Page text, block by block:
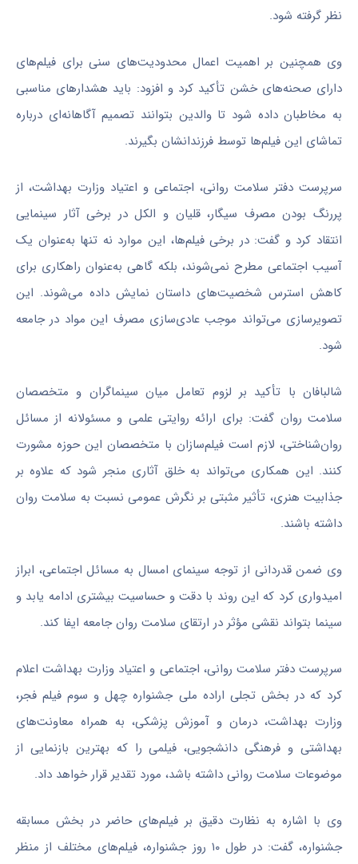
نظر گرفته شود.
وی همچنین بر اهمیت اعمال محدودیت‌های سنی برای فیلم‌های
دارای صحنه‌های خشن تأکید کرد و افزود: باید هشدارهای مناسبی
به مخاطبان داده شود تا والدین بتوانند تصمیم آگاهانه‌ای درباره
تماشای این فیلم‌ها توسط فرزندانشان بگیرند.
سرپرست دفتر سلامت روانی، اجتماعی و اعتیاد وزارت بهداشت، از
پررنگ بودن مصرف سیگار، قلیان و الکل در برخی آثار سینمایی
انتقاد کرد و گفت: در برخی فیلم‌ها، این موارد نه تنها به‌عنوان یک
آسیب اجتماعی مطرح نمی‌شوند، بلکه گاهی به‌عنوان راهکاری برای
کاهش استرس شخصیت‌های داستان نمایش داده می‌شوند. این
تصویرسازی می‌تواند موجب عادی‌سازی مصرف این مواد در جامعه
شود.
شالبافان با تأکید بر لزوم تعامل میان سینماگران و متخصصان
سلامت روان گفت: برای ارائه روایتی علمی و مسئولانه از مسائل
روان‌شناختی، لازم است فیلم‌سازان با متخصصان این حوزه مشورت
کنند. این همکاری می‌تواند به خلق آثاری منجر شود که علاوه بر
جذابیت هنری، تأثیر مثبتی بر نگرش عمومی نسبت به سلامت روان
داشته باشند.
وی ضمن قدردانی از توجه سینمای امسال به مسائل اجتماعی، ابراز
امیدواری کرد که این روند با دقت و حساسیت بیشتری ادامه یابد و
سینما بتواند نقشی مؤثر در ارتقای سلامت روان جامعه ایفا کند.
سرپرست دفتر سلامت روانی، اجتماعی و اعتیاد وزارت بهداشت اعلام
کرد که در بخش تجلی اراده ملی جشنواره چهل و سوم فیلم فجر،
وزارت بهداشت، درمان و آموزش پزشکی، به همراه معاونت‌های
بهداشتی و فرهنگی دانشجویی، فیلمی را که بهترین بازنمایی از
موضوعات سلامت روانی داشته باشد، مورد تقدیر قرار خواهد داد.
وی با اشاره به نظارت دقیق بر فیلم‌های حاضر در بخش مسابقه
جشنواره، گفت: در طول ۱۰ روز جشنواره، فیلم‌های مختلف از منظر